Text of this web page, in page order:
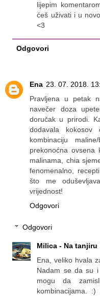
lijepim
ćeš uživati i u
<3
Odgovori
Ena 23. 07. 2018.
Pravljena u petak
navečer doza
doručak u prirodi.
dodavala
kombinaciju
prekonoćna
malinama, chia
fenomenalno,
što me
vrijednost!
Odgovori
Odgovori
Milica - Na tanjiru
Ena, veliko hvala
Nadam se da su
mogu da
kombinacijama.